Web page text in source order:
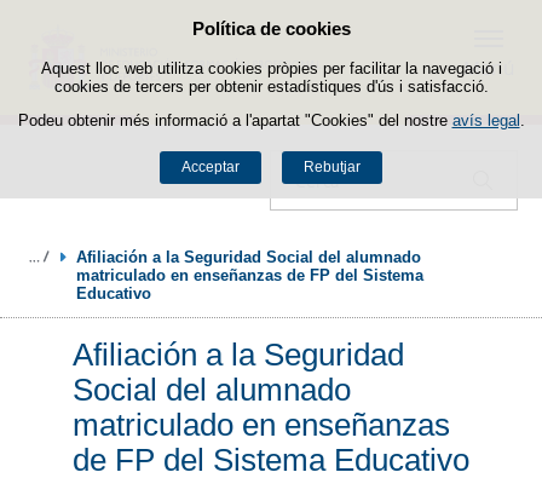
Política de cookies
Aquest lloc web utilitza cookies pròpies per facilitar la navegació i
cookies de tercers per obtenir estadístiques d'ús i satisfacció.
Podeu obtenir més informació a l'apartat "Cookies" del nostre avís legal
Acceptar Rebutjar
Passar al contingut
Cercador
Menú
Afiliación a la Seguridad Social del alumnado
matriculado en enseñanzas de FP del Sistema
Educativo
Afiliación a la Seguridad
Social del alumnado
matriculado en enseñanzas
de FP del Sistema Educativo